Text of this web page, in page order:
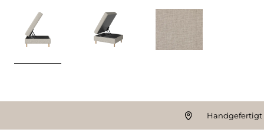
Handgefertigt